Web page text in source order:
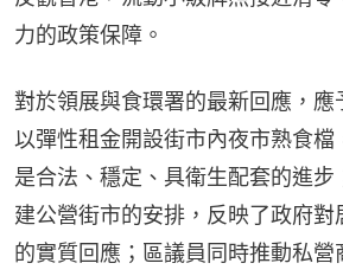
力的政策保障。
對於領展與食環署的最新回應，應
以彈性租金開設街市內夜市熟食檔
是合法、穩定、具衛生配套的進
建公營街市的安排，反映了政府對
的實質回應；區議員同時推動私營